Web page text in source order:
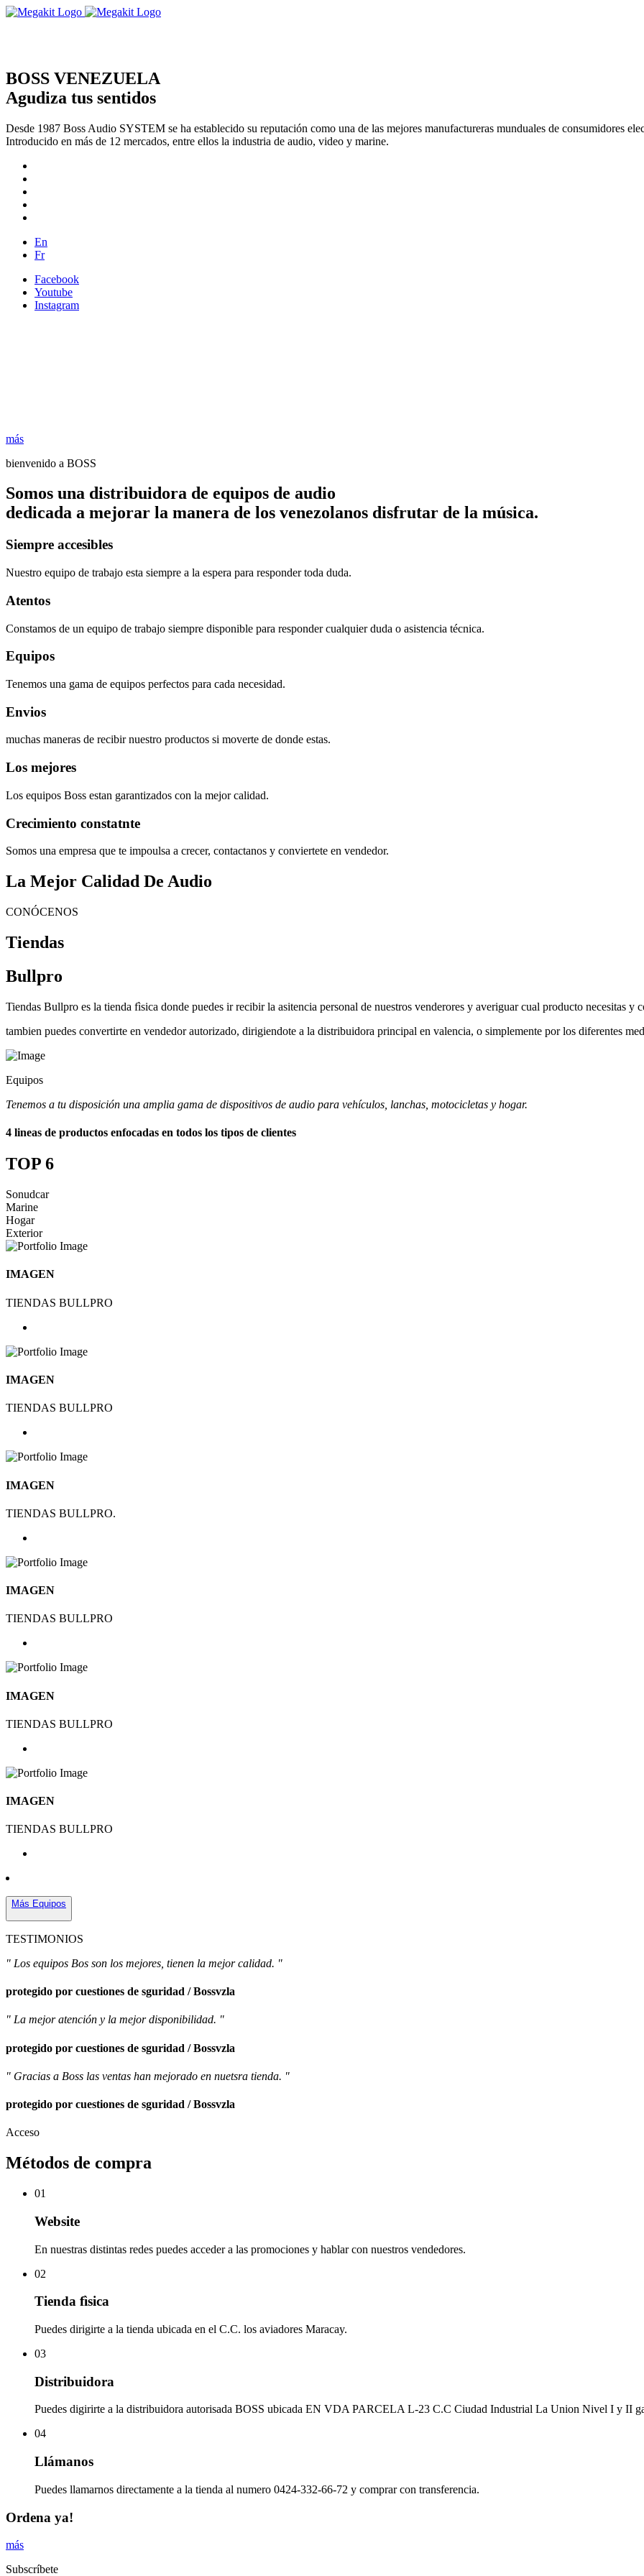
BOSS VENEZUELA
Agudiza tus sentidos
Desde 1987 Boss Audio SYSTEM se ha establecido su reputación como una de las mejores manufactureras munduales de consumidores
Introducido en más de 12 mercados, entre ellos la industria de audio, video y marine.
En
Fr
Facebook
Youtube
Instagram
más
bienvenido a BOSS
Somos una distribuidora de equipos de audio
dedicada a mejorar la manera de los venezolanos disfrutar de la música.
Siempre accesibles
Nuestro equipo de trabajo esta siempre a la espera para responder toda duda.
Atentos
Constamos de un equipo de trabajo siempre disponible para responder cualquier duda o asistencia técnica.
Equipos
Tenemos una gama de equipos perfectos para cada necesidad.
Envios
muchas maneras de recibir nuestro productos si moverte de donde estas.
Los mejores
Los equipos Boss estan garantizados con la mejor calidad.
Crecimiento constatnte
Somos una empresa que te impoulsa a crecer, contactanos y conviertete en vendedor.
La Mejor Calidad De Audio
CONÓCENOS
Tiendas
Bullpro
Tiendas Bullpro es la tienda fìsica donde puedes ir recibir la asitencia personal de nuestros venderores y averiguar cual producto necesitas y
tambien puedes convertirte en vendedor autorizado, dirigiendote a la distribuidora principal en valencia, o simplemente por los diferentes
Equipos
Tenemos a tu disposición una amplia gama de dispositivos de audio para vehículos, lanchas, motocicletas y hogar.
4 lineas de productos enfocadas en todos los tipos de clientes
TOP 6
Sonudcar
Marine
Hogar
Exterior
IMAGEN
TIENDAS BULLPRO
IMAGEN
TIENDAS BULLPRO
IMAGEN
TIENDAS BULLPRO.
IMAGEN
TIENDAS BULLPRO
IMAGEN
TIENDAS BULLPRO
IMAGEN
TIENDAS BULLPRO
Más Equipos
TESTIMONIOS
" Los equipos Bos son los mejores, tienen la mejor calidad. "
protegido por cuestiones de sguridad / Bossvzla
" La mejor atención y la mejor disponibilidad. "
protegido por cuestiones de sguridad / Bossvzla
" Gracias a Boss las ventas han mejorado en nuetsra tienda. "
protegido por cuestiones de sguridad / Bossvzla
Acceso
Métodos de compra
01
Website
En nuestras distintas redes puedes acceder a las promociones y hablar con nuestros vendedores.
02
Tienda fìsica
Puedes dirigirte a la tienda ubicada en el C.C. los aviadores Maracay.
03
Distribuidora
Puedes digirirte a la distribuidora autorisada BOSS ubicada EN VDA PARCELA L-23 C.C Ciudad Industrial La Union Nivel I y II
04
Llámanos
Puedes llamarnos directamente a la tienda al numero 0424-332-66-72 y comprar con transferencia.
Ordena ya!
más
Subscríbete